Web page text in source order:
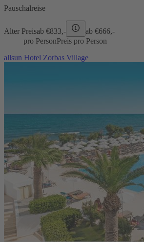
Pauschalreise
Alter Preisab €833,- ab €666,-
pro PersonPreis pro Person
allsun Hotel Zorbas Village